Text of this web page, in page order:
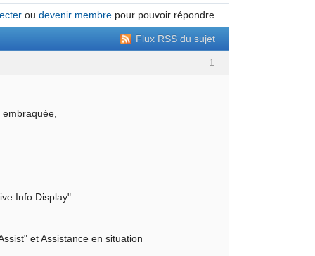
ou devenir membrepour pouvoir répondre
Flux RSS du sujet
1
Info Display"
et Assistance en situation